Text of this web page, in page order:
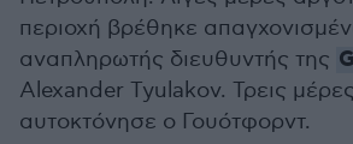
περιοχή βρέθηκε
αναπληρωτής διευθυντής της
Alexander Tyulakov. Τρεις
αυτοκτόνησε ο Γουότφορντ.